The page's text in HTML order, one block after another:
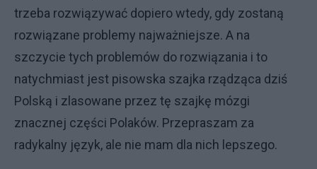
trzeba rozwiązywać dopiero wtedy, gdy zostaną
rozwiązane problemy najważniejsze. A na
szczycie tych problemów do rozwiązania i to
natychmiast jest pisowska szajka rządząca dziś
Polską i zlasowane przez tę szajkę mózgi
znacznej części Polaków. Przepraszam za
radykalny język, ale nie mam dla nich lepszego.